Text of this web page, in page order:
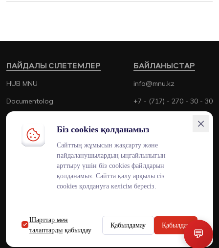
ENG KAZ
БАЙЛАНЫСТАР
info@mnu.kz
+7 - (717) - 270 - 30 - 30
+7 - (700) - 170 - 30 - 30
ПАЙДАЛЫ СІЛЕТЕМЛЕР
HUB MNU
Documentolog
Canvas
Platonus
Біз cookies қолданамыз
Сайттың жұмысын жақсарту және
пайдаланушылардың ыңғайлылығын
арттыру үшін біз cookies файлдарын
қолданамыз. Сайтта қалу арқылы сіз
cookies қолдануға келісім бересіз.
Шарттар мен
талаптарды қабылдау
Қабылдамау Қабылдау
💬